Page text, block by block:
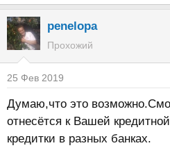
е
а
к
ц
и
:
penelopa
Прохожий
25 Фев 2019
Думаю,что это
отнесётся к Вашей
кредитки в разных банках.